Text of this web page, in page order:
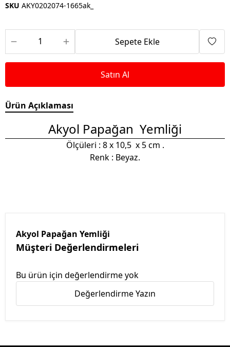
SKU AKY0202074-1665ak_
Sepete Ekle
Satın Al
Ürün Açıklaması
Akyol Papağan Yemliği
Ölçüleri : 8 x 10,5 x 5 cm .
Renk : Beyaz.
Akyol Papağan Yemliği
Müşteri Değerlendirmeleri
Bu ürün için değerlendirme yok
Değerlendirme Yazın